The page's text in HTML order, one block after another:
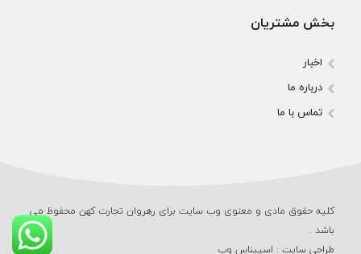
بخش مشتریان
اخبار
درباره ما
تماس با ما
کلیه حقوق مادی و معنوی وب‌ سایت برای رهروان تجارت کهن محفوظ می‌
باشد .
طراحی سایت: اسپیناس وب